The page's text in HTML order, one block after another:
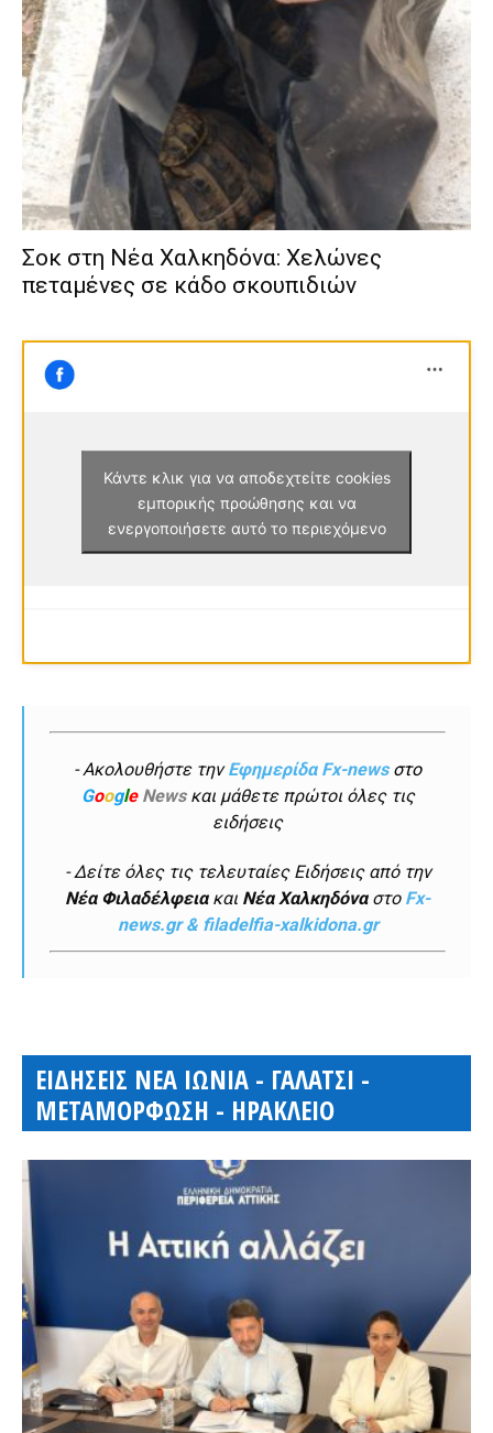
Σοκ στη Νέα Χαλκηδόνα: Χελώνες
πεταμένες σε κάδο σκουπιδιών
Κάντε κλικ για να αποδεχτείτε cookies
εμπορικής προώθησης και να
ενεργοποιήσετε αυτό το περιεχόμενο
- Ακολουθήστε τηνΕφημερίδα Fx-newsστο
Google Newsκαι μάθετε πρώτοι όλες τις
ειδήσεις
- Δείτε όλες τις τελευταίες Ειδήσεις από την
Νέα Φιλαδέλφειακαι Νέα Χαλκηδόναστο Fx-
news.gr & filadelfia-xalkidona.gr
ΕΙΔΗΣΕΙΣ ΝΕΑ ΙΩΝΙΑ - ΓΑΛΑΤΣΙ -
ΜΕΤΑΜΟΡΦΩΣΗ - ΗΡΑΚΛΕΙΟ